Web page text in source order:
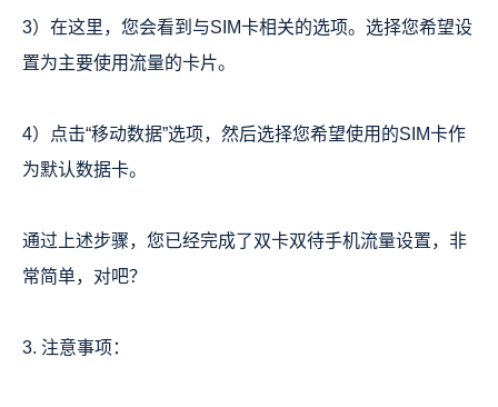
3）在这里，您会看到与SIM卡相关的选项。选择您希望设
置为主要使用流量的卡片。
4）点击“移动数据”选项，然后选择您希望使用的SIM卡作
为默认数据卡。
通过上述步骤，您已经完成了双卡双待手机流量设置，非
常简单，对吧？
3. 注意事项：